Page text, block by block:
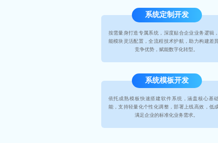
系统定制开发
按需量身打造专属系统，深度贴合企业业务逻辑
能模块灵活配置，全流程技术护航，助力构建差
竞争优势，赋能数字化转型。
系统模板开发
依托成熟模板快速搭建软件系统，涵盖核心基
能，支持轻量化个性化调整，部署上线高效，低
满足企业的标准化业务需求。